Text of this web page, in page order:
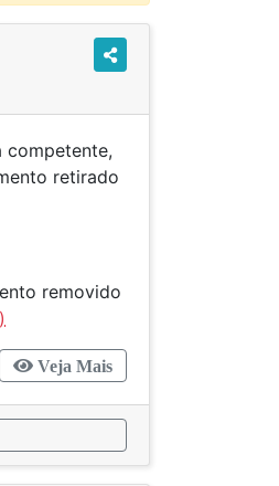
competente,
retirado
removido
Veja Mais